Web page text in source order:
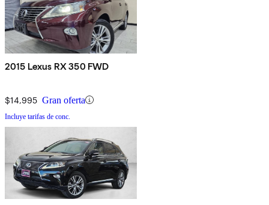
2015 Lexus RX 350 FWD
$14,995 Gran oferta
Incluye tarifas de conc.